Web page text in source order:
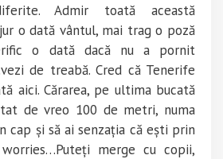
Admir toată această
o dată vântul, mai trag o poză
o dată dacă nu a pornit
de treabă. Cred că Tenerife
aici. Cărarea, pe ultima bucată
de vreo 100 de metri, numa
cap și să ai senzația că ești prin
merge cu copii,